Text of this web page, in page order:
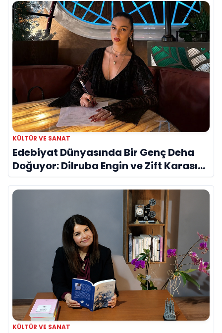
KÜLTÜR VE SANAT
Edebiyat Dünyasında Bir Genç Deha
Doğuyor: Dilruba Engin ve Zift Karası
Evreni ‘AVENOİR’
KÜLTÜR VE SANAT